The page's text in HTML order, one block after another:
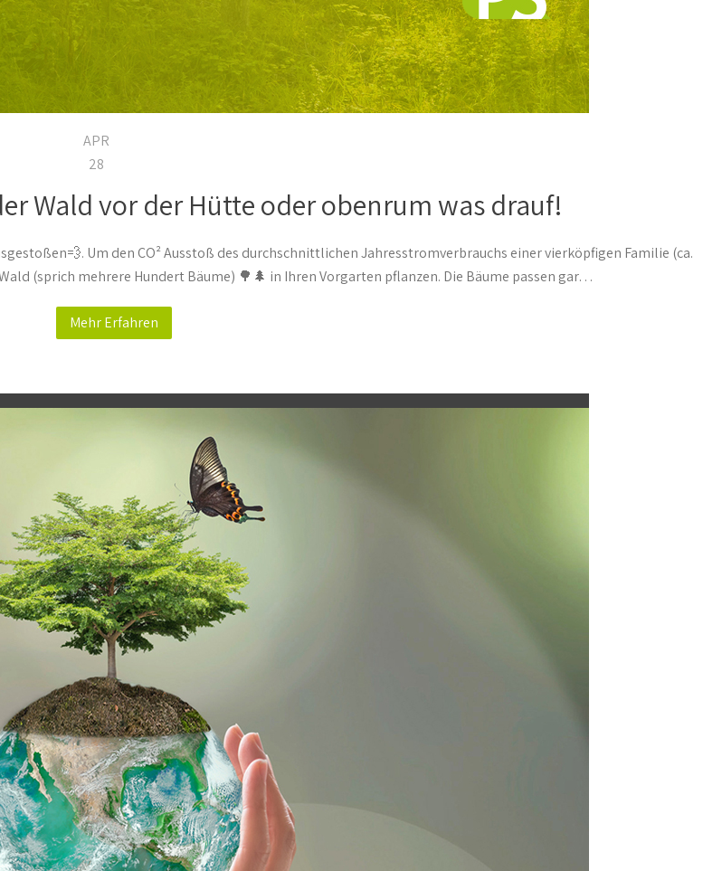
APR
28
Wald vor der Hütte oder obenrum was drauf!
Um den CO² Ausstoß des durchschnittlichen Jahresstromverbrauchs einer vierköpfigen Familie (ca.
(sprich mehrere Hundert Bäume) 🌳🌲 in Ihren Vorgarten pflanzen. Die Bäume passen gar…
Mehr Erfahren